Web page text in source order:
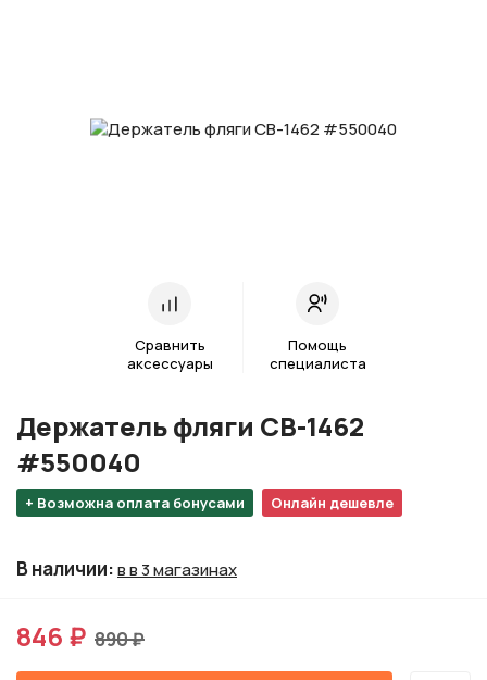
Сравнить
аксессуары
Помощь
специалиста
+ Возможна оплата бонусами Онлайн дешевле
Держатель фляги CB-1462
#550040
В наличии:в в 3 магазинах
846 ₽ 890 ₽